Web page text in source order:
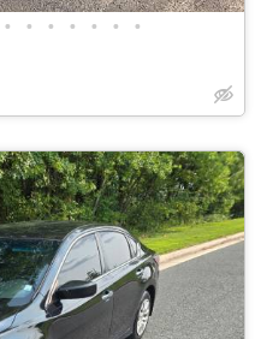
• • • • • • •